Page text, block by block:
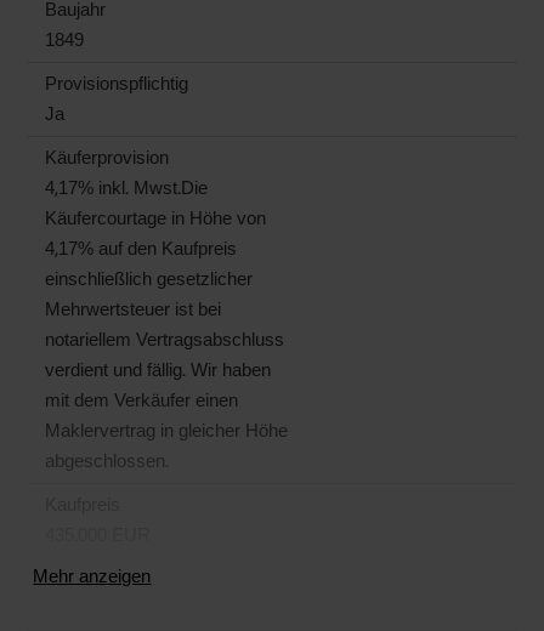
Baujahr
1849
Provisionspflichtig
Ja
Käufer­provision
4,17% inkl. Mwst.Die
Käufercourtage in Höhe von
4,17% auf den Kaufpreis
einschließlich gesetzlicher
Mehrwertsteuer ist bei
notariellem Vertragsabschluss
verdient und fällig. Wir haben
mit dem Verkäufer einen
Maklervertrag in gleicher Höhe
abgeschlossen.
Mehr anzeigen